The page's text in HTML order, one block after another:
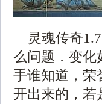
灵魂传奇
么问题．变化
手谁知道，荣
开出来的，若